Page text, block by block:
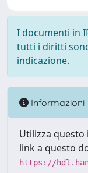
I documenti in
tutti i diritti
indicazione.
Informazioni
Utilizza
link a questo
https://